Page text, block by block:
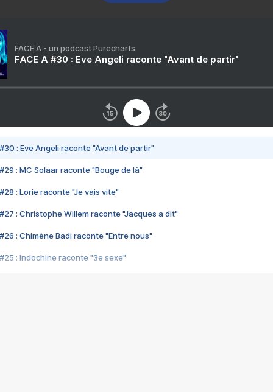
FACE A - un podcast Purecharts
FACE A #30 : Eve Angeli raconte "Avant de partir"
#30 : Eve Angeli raconte "Avant de partir"
#29 : MC Solaar raconte "Bouge de là"
#28 : Lorie raconte "Je vais vite"
#27 : Christophe Willem raconte "Jacques a dit"
#26 : Chimène Badi raconte "Entre nous"
#25 : Indochine raconte "3e sexe"